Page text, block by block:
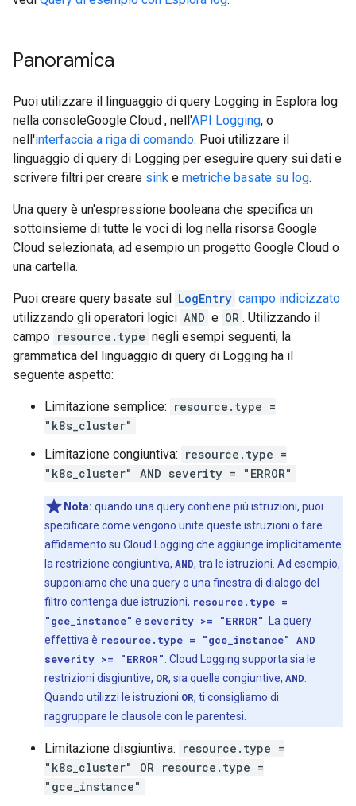
Panoramica
Puoi utilizzare il linguaggio di query Logging in Esplora log
nella consoleGoogle Cloud , nell'API Logging, o
nell'interfaccia a riga di comando. Puoi utilizzare il
linguaggio di query di Logging per eseguire query sui dati e
scrivere filtri per creare sink e metriche basate su log.
Una query è un'espressione booleana che specifica un
sottoinsieme di tutte le voci di log nella risorsa Google
Cloud selezionata, ad esempio un progetto Google Cloud o
una cartella.
Puoi creare query basate sul LogEntry campo indicizzato
utilizzando gli operatori logici AND e OR . Utilizzando il
campo resource.type negli esempi seguenti, la
grammatica del linguaggio di query di Logging ha il
seguente aspetto:
Limitazione semplice: resource.type =
"k8s_cluster"
Limitazione congiuntiva: resource.type =
"k8s_cluster" AND severity = "ERROR"
Nota: quando una query contiene più istruzioni, puoi
specificare come vengono unite queste istruzioni o fare
affidamento su Cloud Logging che aggiunge implicitamente
la restrizione congiuntiva, AND, tra le istruzioni. Ad esempio,
supponiamo che una query o una finestra di dialogo del
filtro contenga due istruzioni, resource.type =
"gce_instance" e severity >= "ERROR"
. La query
effettiva è resource.type = "gce_instance" AND
severity >= "ERROR" . Cloud Logging supporta sia le
restrizioni disgiuntive, OR, sia quelle congiuntive, AND
Quando utilizzi le istruzioni OR, ti consigliamo di
raggruppare le clausole con le parentesi.
Limitazione disgiuntiva: resource.type =
"k8s_cluster" OR resource.type =
"gce_instance"